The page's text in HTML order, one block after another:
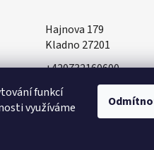
funkcí
využíváme
Hajnova 179
Kladno 27201
+420732160600
​info@spellbound.cz